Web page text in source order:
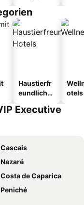
Haustierfr
eundliche
otels
Executive
de Caparica